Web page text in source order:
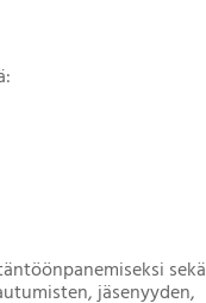
sekä
jäsenyyden,